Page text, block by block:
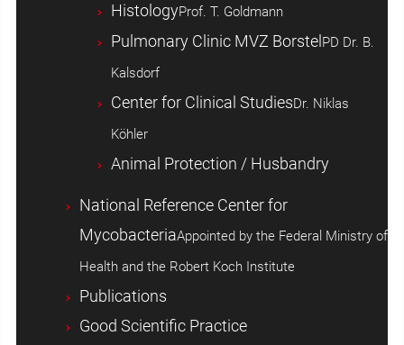
HistologyProf. T. Goldmann
Pulmonary Clinic MVZ Borstel PD Dr. B.
Kalsdorf
Center for Clinical StudiesDr. Niklas
Köhler
Animal Protection / Husbandry
National Reference Center for
MycobacteriaAppointed by the Federal Ministry of
Health and the Robert Koch Institute
Publications
Good Scientific Practice